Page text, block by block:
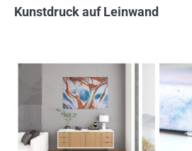
Kunstdruck auf Leinwand